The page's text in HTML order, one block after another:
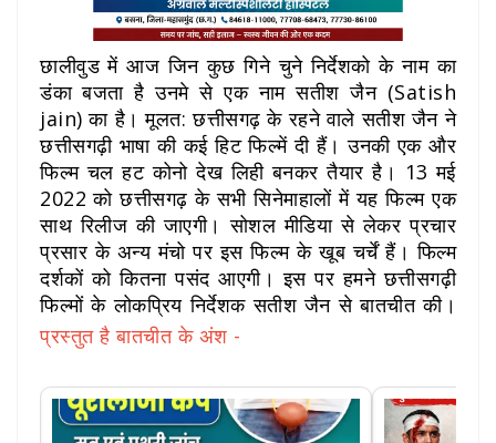
छालीवुड में आज जिन कुछ गिने चुने निर्देशको के नाम का
डंका बजता है उनमे से एक नाम सतीश जैन (Satish
jain) का है। मूलत: छत्तीसगढ़ के रहने वाले सतीश जैन ने
छत्तीसगढ़ी भाषा की कई हिट फिल्में दी हैं। उनकी एक और
फिल्म चल हट कोनो देख लिही बनकर तैयार है। 13 मई
2022 को छत्तीसगढ़ के सभी सिनेमाहालों में यह फिल्म एक
साथ रिलीज की जाएगी। सोशल मीडिया से लेकर प्रचार
प्रसार के अन्य मंचो पर इस फिल्म के खूब चर्चें हैं। फिल्म
दर्शकों को कितना पसंद आएगी। इस पर हमने छत्तीसगढ़ी
फिल्मों के लोकप्रिय निर्देशक सतीश जैन से बातचीत की।
प्रस्तुत है बातचीत के अंश -